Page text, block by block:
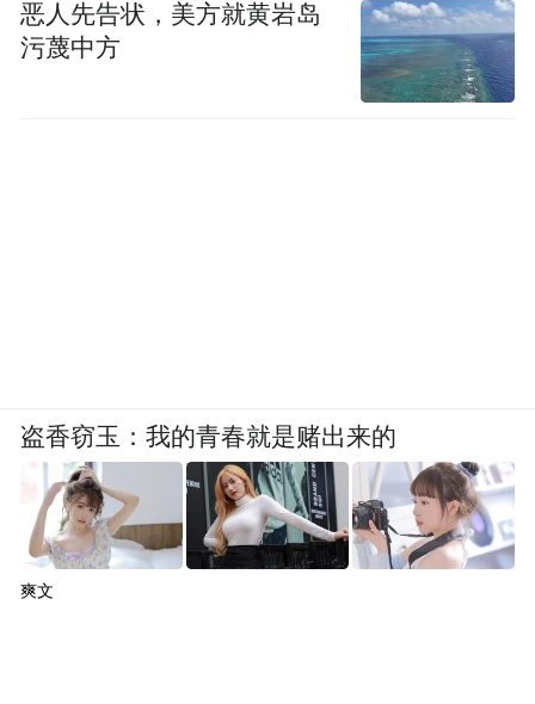
恶人先告状，美方就黄岩岛
污蔑中方
盗香窃玉：我的青春就是赌出来的
爽文